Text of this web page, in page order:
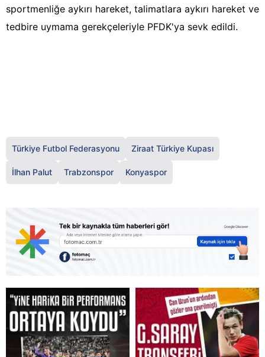
sportmenliğe aykırı hareket, talimatlara aykırı hareket ve
tedbire uymama gerekçeleriyle PFDK'ya sevk edildi.
Türkiye Futbol Federasyonu Ziraat Türkiye Kupası
İlhan Palut Trabzonspor Konyaspor